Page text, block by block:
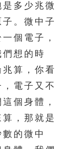
多少兆微
。微中子
個電子，
想的時
算，你看
電子又不
個身體，
，那就是
的微中